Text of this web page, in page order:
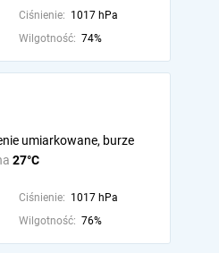
Ciśnienie: 1017 hPa
Wilgotność: 74%
27°C
umiarkowane, burze
Ciśnienie: 1017 hPa
Wilgotność: 76%